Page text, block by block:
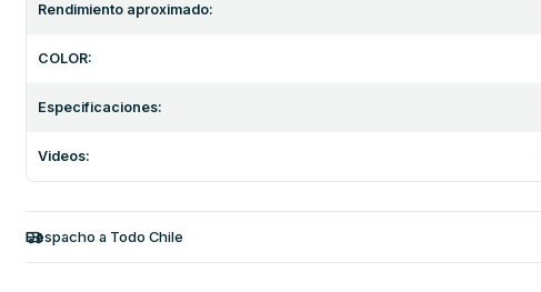
Rendimiento aproximado:
COLOR:
Especificaciones:
Videos:
Despacho a Todo Chile